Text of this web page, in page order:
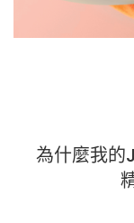
為什麼我